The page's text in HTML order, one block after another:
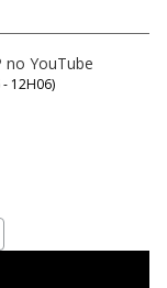
no YouTube
12H06)